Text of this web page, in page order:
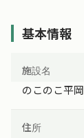
基本情報
施設名
のこのこ平岡
住所